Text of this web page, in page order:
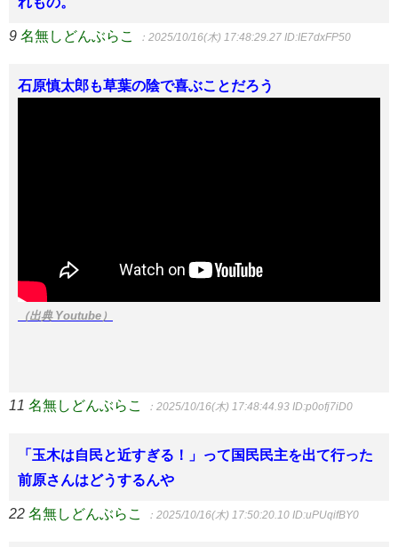
9 名無しどんぶらこ ：2025/10/16(木) 17:48:29.27 ID:IE7dxFP50
石原慎太郎も草葉の陰で喜ぶことだろう
（出典 Youtube）
11 名無しどんぶらこ ：2025/10/16(木) 17:48:44.93 ID:p0ofj7iD0
「玉木は自民と近すぎる！」って国民民主を出て行った
前原さんはどうするんや
22 名無しどんぶらこ ：2025/10/16(木) 17:50:20.10 ID:uPUqifBY0